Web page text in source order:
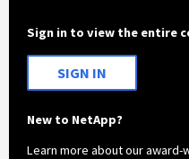
Sign in to view the entire
SIGN IN
New to NetApp?
Learn more about our award-